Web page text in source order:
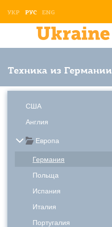
УКР РУС ENG
Техника из Германии
США
Англия
Европа
Германия
Польща
Испания
Италия
Португалия